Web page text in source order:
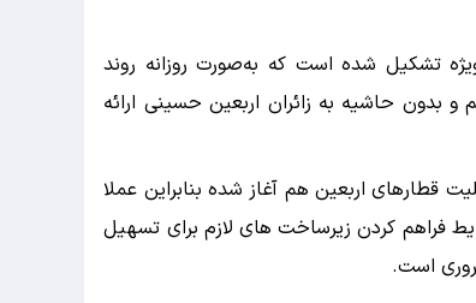
ویژه تشکیل شده است که به‌صورت روزانه روند
بدون حاشیه به زائران اربعین حسینی ارائه
قطارهای اربعین هم آغاز شده بنابراین عملا
فراهم کردن زیرساخت های لازم برای تسهیل
است.